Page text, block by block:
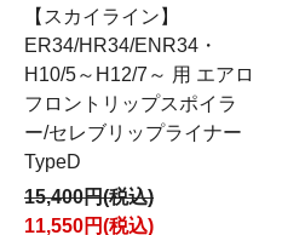
【スカイライン】
ER34/HR34/ENR34・
H10/5～H12/7～ 用 エアロ
フロントリップスポイラ
ー/セレブリップライナー
TypeD
15,400円(税込)
11,550円(税込)